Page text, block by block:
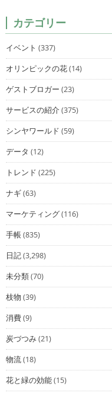
カテゴリー
イベント (337)
オリンピックの花(14)
ゲストブロガー (23)
サービスの紹介(375)
シンヤワールド (59)
データ (12)
トレンド (225)
ナギ(63)
マーケティング(116)
手帳(835)
日記(3,298)
未分類(70)
枝物 (39)
消費(9)
炭づつみ(21)
物流(18)
花と緑の効能(15)